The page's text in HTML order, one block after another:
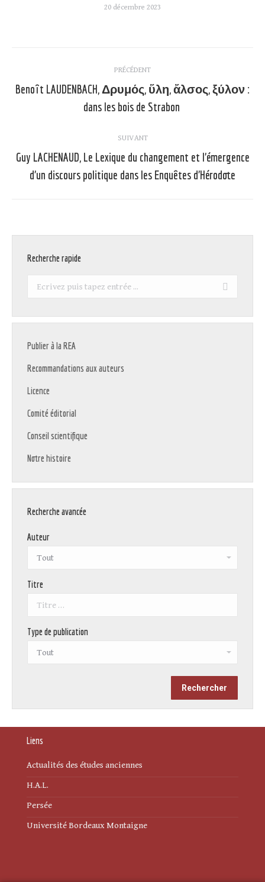
20 décembre 2023
article
PRÉCÉDENT
Article
précédent
Benoît LAUDENBACH, Δρυμός, ὕλη, ἄλσος, ξύλον :
dans les bois de Strabon
SUIVANT
Article
suivant
Guy LACHENAUD, Le Lexique du changement et l’émergence
d’un discours politique dans les Enquêtes d’Hérodote
Recherche rapide
Recherche
Publier à la REA
Recommandations aux auteurs
Licence
Comité éditorial
Conseil scientifique
Notre histoire
Recherche avancée
Auteur
Titre
Type de publication
Liens
Actualités des études anciennes
H.A.L.
Persée
Université Bordeaux Montaigne